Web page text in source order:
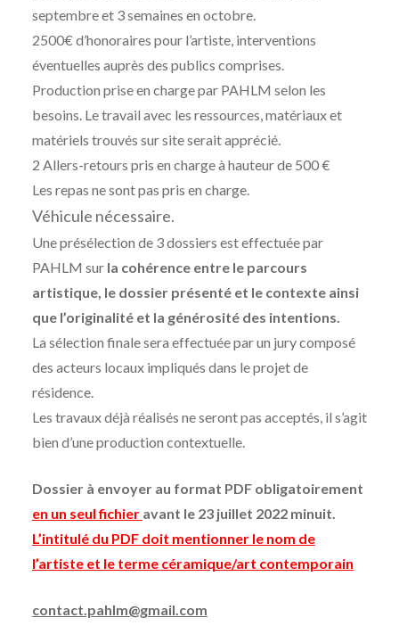
septembre et 3 semaines en octobre.
2500€ d’honoraires pour l’artiste, interventions
éventuelles auprès des publics comprises.
Production prise en charge par PAHLM selon les
besoins. Le travail avec les ressources, matériaux et
matériels trouvés sur site serait apprécié.
2 Allers-retours pris en charge à hauteur de 500 €
Les repas ne sont pas pris en charge.
Véhicule nécessaire.
Une présélection de 3 dossiers est effectuée par
PAHLM surla cohérence entre le parcours
artistique, le dossier présenté et le contexte ainsi
que l’originalité et la générosité des intentions.
La sélection finale sera effectuée par un jury composé
des acteurs locaux impliqués dans le projet de
résidence.
Les travaux déjà réalisés ne seront pas acceptés, il s’agit
bien d’une production contextuelle.
Dossier à envoyer au format PDF obligatoirement
en un seul fichier avant le 23 juillet 2022 minuit.
L’intitulé du PDF doit mentionner le nom de
l’artiste et le terme céramique/art contemporain
contact.pahlm@gmail.com